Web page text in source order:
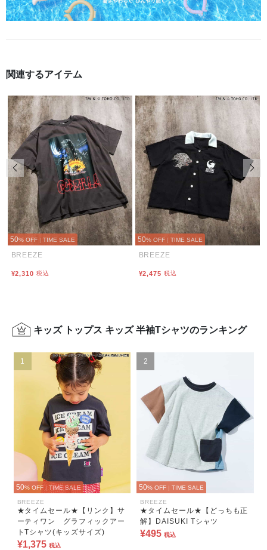
関連するアイテム
50% OFF | TIME SALE
BREEZE
¥2,310 税込
50% OFF | TIME SALE
BREEZE
¥2,475 税込
前の画像 次
キッズ トップス キッズ 半袖Tシャツのランキング
1
50% OFF | TIME SALE
BREEZE
★タイムセール★【リンク】サ
ーティワン グラフィックアー
トTシャツ(キッズサイズ)
¥1,375 税込
2
50% OFF | TIME SALE
BREEZE
★タイムセール★【どっちも正
解】DAISUKI Tシャツ
¥495 税込